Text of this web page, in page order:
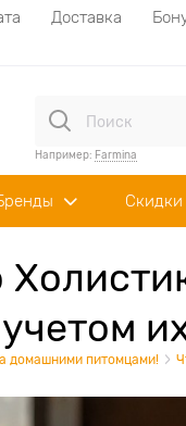
Доставка
Например: Farmina
Скидки
домашними питомцами!